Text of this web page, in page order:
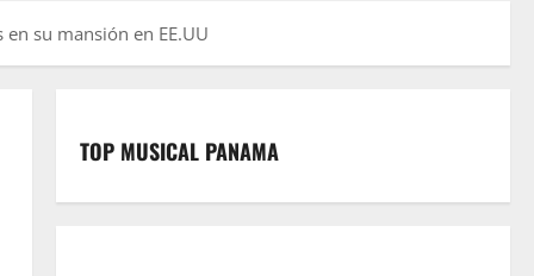
su mansión en EE.UU
TOP MUSICAL PANAMA